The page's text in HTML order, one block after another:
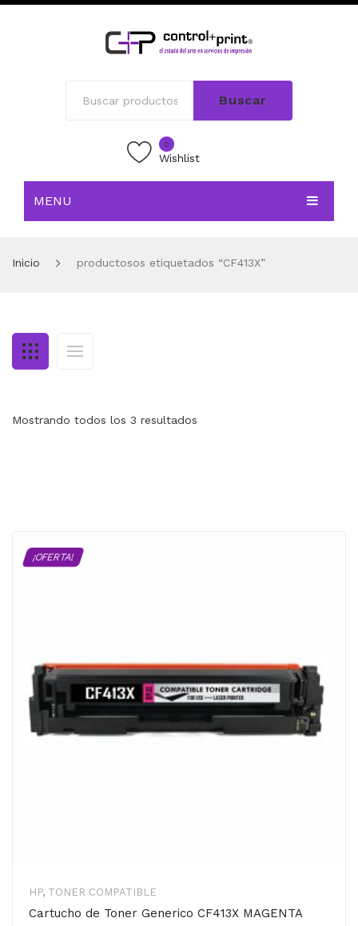
Buscar
0
Wishlist
MENU
TIENDA
CONTACTO
MI CUENTA
Inicio productosos etiquetados “CF413X”
Mostrando todos los 3 resultados
¡OFERTA!
HP, TONER COMPATIBLE
Cartucho de Toner Generico CF413X MAGENTA